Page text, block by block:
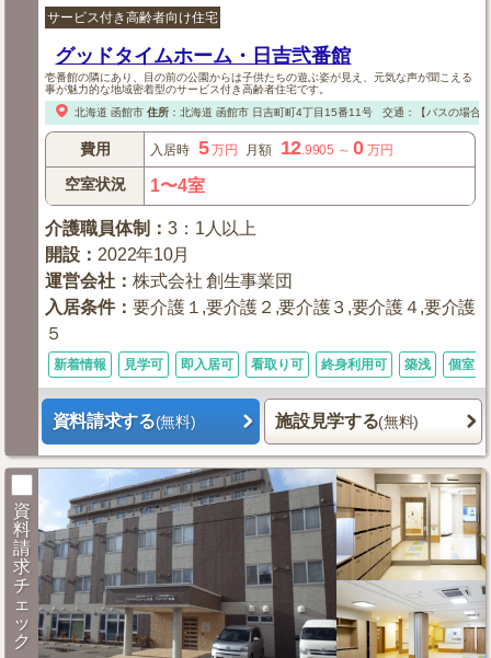
サービス付き高齢者向け住宅
グッドタイムホーム・日吉弐番館
壱番館の隣にあり、目の前の公園からは子供たちの遊ぶ姿が見え、元気な声が聞こえる
事が魅力的な地域密着型のサービス付き高齢者住宅です。
北海道 函館市 住所： 北海道 函館市日吉町町4丁目15番11号 交通：【バスの場合】
費用 入居時 5万円 月額 12.9905 ～0 万円
空室状況 1〜4室
介護職員体制 ：3：1人以上
開設 ： 2022年10月
運営会社 ：株式会社 創生事業団
入居条件：要介護１,要介護２,要介護３,要介護４,要介護
５
新着情報 見学可 即入居可 看取り可 終身利用可 築浅 個室あ
資料請求する(無料) 施設見学する(無料)
資
料
請
求
チ
ェ
ッ
ク